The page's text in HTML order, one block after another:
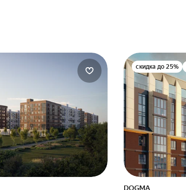
скидка до 25%
DOGMA